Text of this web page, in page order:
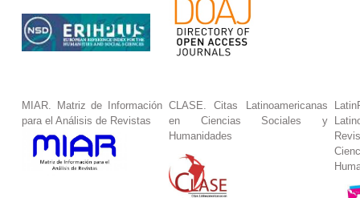
MIAR. Matriz de Información
para el Análisis de Revistas
CLASE. Citas Latinoamericanas
en Ciencias Sociales y
Humanidades